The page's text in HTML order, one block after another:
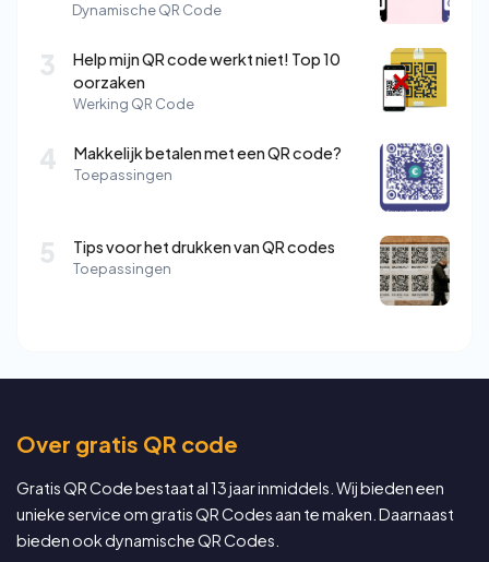
Dynamische QR Code
3
Help mijn QR code werkt niet! Top 10
oorzaken
Werking QR Code
4 Makkelijk betalen met een QR code?
Toepassingen
5 Tips voor het drukken van QR codes
Toepassingen
Over gratis QR code
Gratis QR Code bestaat al 13 jaar inmiddels. Wij bieden een
unieke service om gratis QR Codes aan te maken. Daarnaast
bieden ook dynamische QR Codes.